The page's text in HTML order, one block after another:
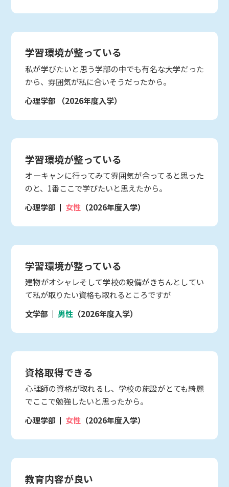
学習環境が整っている
私が学びたいと思う学部の中でも有名な大学だった
から、雰囲気が私に合いそうだったから。
心理学部
（2026年度入学）
学習環境が整っている
オーキャンに行ってみて雰囲気が合ってると思った
のと、1番ここで学びたいと思えたから。
心理学部
女性 （2026年度入学）
学習環境が整っている
建物がオシャレそして学校の設備がきちんとしてい
て私が取りたい資格も取れるところですが
文学部
男性 （2026年度入学）
資格取得できる
心理師の資格が取れるし、学校の施設がとても綺麗
でここで勉強したいと思ったから。
心理学部
女性 （2026年度入学）
教育内容が良い